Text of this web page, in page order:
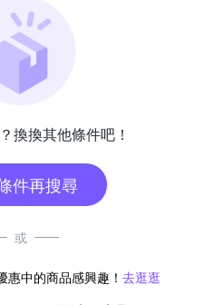
換換其他條件吧！
件再搜尋
或
中的商品感興趣！ 去逛逛